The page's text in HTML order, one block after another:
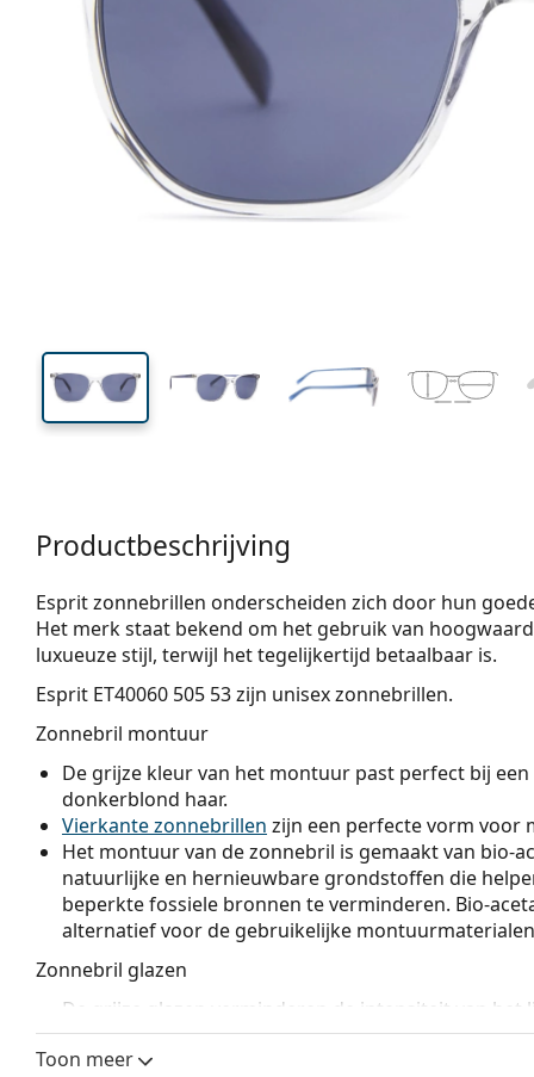
130 mm
Breedte
42 mm
Glashoogte Glasbreedte
Productbeschrijving
Esprit zonnebrillen onderscheiden zich door hun
Het merk staat bekend om het gebruik van
luxueuze stijl, terwijl het tegelijkertijd betaalbaar is.
Esprit ET40060 505 53zijn unisex zonnebrillen.
Zonnebril montuur
De grijze kleur van het montuur past perfect bij
donkerblond haar.
Vierkante zonnebrillen zijn een perfecte vorm voor
Het montuur van de zonnebril is gemaakt van bio-
natuurlijke en hernieuwbare grondstoffen die
beperkte fossiele bronnen te verminderen. Bio-
alternatief voor de gebruikelijke
Zonnebril glazen
De grijze glazen verminderen de intensiteit van het
kleuren te vervormen.
De brillenglazen zijn gemaakt van kunststof, met
Toon meer